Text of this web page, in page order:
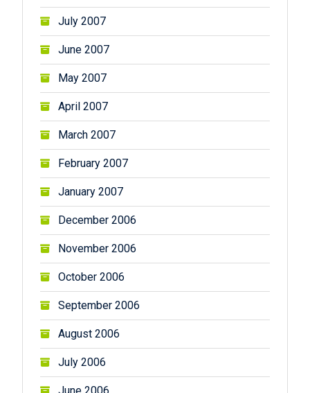
July 2007
June 2007
May 2007
April 2007
March 2007
February 2007
January 2007
December 2006
November 2006
October 2006
September 2006
August 2006
July 2006